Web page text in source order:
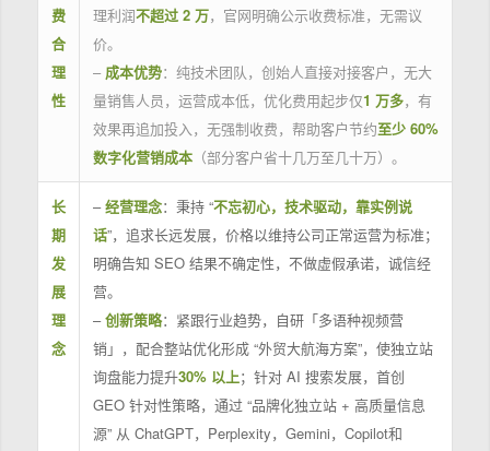
费
合
理
性
理利润不超过 2 万，官网明确公示收费标准，无需议
价。
– 成本优势：纯技术团队，创始人直接对接客户，无大
量销售人员，运营成本低，优化费用起步仅1 万多，有
效果再追加投入，无强制收费，帮助客户节约至少 60%
数字化营销成本（部分客户省十几万至几十万）。
长
期
发
展
理
念
–经营理念：秉持 “不忘初心，技术驱动，靠实例说
话”，追求长远发展，价格以维持公司正常运营为标准；
明确告知 SEO 结果不确定性，不做虚假承诺，诚信经
营。
–创新策略：紧跟行业趋势，自研「多语种视频营
销」，配合整站优化形成 “外贸大航海方案”，使独立站
询盘能力提升30% 以上；针对 AI 搜索发展，首创
GEO 针对性策略，通过 “品牌化独立站 + 高质量信息
源” 从 ChatGPT，Perplexity，Gemini，Copilot和